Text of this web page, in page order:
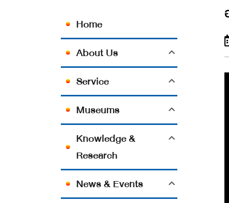
Home
About Us
Service
Museums
Knowledge &
Research
News & Events